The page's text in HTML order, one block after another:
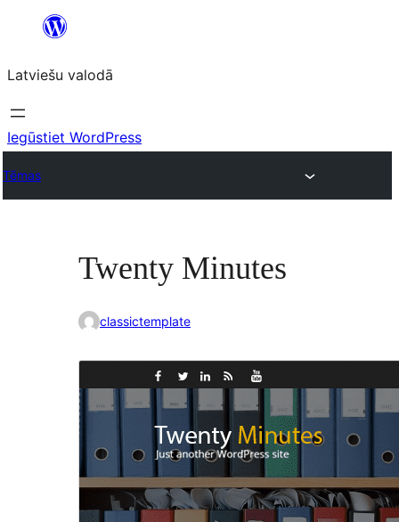
Pāriet
saturu
Latviešu valodā
Iegūstiet WordPress
Tēmas
Twenty Minutes
classictemplate